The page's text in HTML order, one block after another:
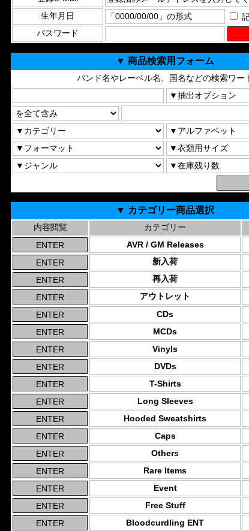
生年月日
パスワード
▼ 商品検索用フォーム
バンド名やレーベル名、国名などの検索ワー
▼ カテゴリー商品選択
内容閲覧 カテゴリー
AVR / GM Releases
新入荷
再入荷
アウトレット
CDs
MCDs
Vinyls
DVDs
T-Shirts
Long Sleeves
Hooded Sweatshirts
Caps
Others
Rare Items
Event
Free Stuff
Bloodcurdling ENT